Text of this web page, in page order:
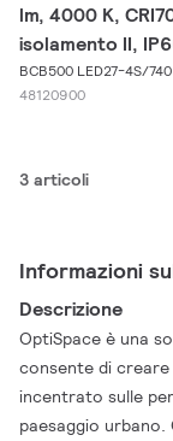
lm, 4000 K,
isolamento II,
BCB500 LED27-4S/740
48120900
3 articoli
Informazioni
Descrizione
OptiSpace è una
consente di
incentrato sulle
paesaggio